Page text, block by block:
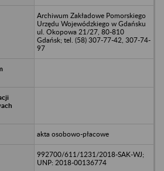
Archiwum Zakładowe Pomorskiego
Urzędu Wojewódzkiego w Gdańsku
ul. Okopowa 21/27, 80-810
Gdańsk; tel. (58) 307-77-42, 307-74-
97
akta osobowo-płacowe
992700/611/1231/2018-SAK-WJ;
UNP: 2018-00136774